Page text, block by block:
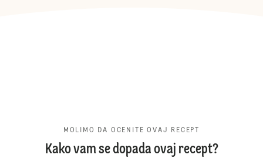
MOLIMO DA OCENITE OVAJ RECEPT
Kako vam se dopada ovaj recept?